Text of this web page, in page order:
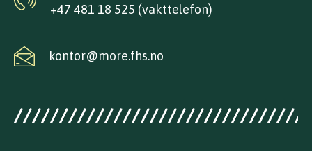
+47 481 18 525 (vakttelefon)
kontor@more.fhs.no